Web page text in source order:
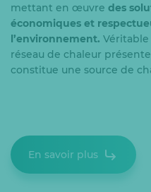
mettant en œuvre des
économiques et
l’environnement.
réseau de chaleur
constitue une source de
En savoir plus